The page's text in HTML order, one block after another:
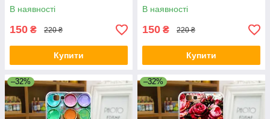
В наявності
150 ₴ 220 ₴
Купити
В наявності
150 ₴ 220 ₴
Купити
–32% –32%